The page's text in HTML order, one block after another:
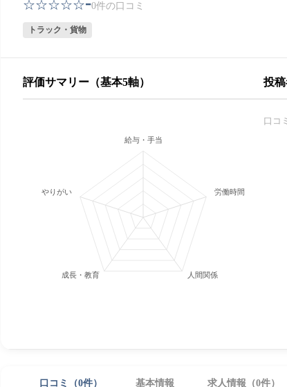
☆☆☆☆☆ 0件の口コミ
トラック・貨物
評価サマリー（基本5軸）
給与・手当
労働時間・休日
人間関係
成長・教育
やりがい
投
口コ
口コミ（0件） 基本情報 求人情報（0件）